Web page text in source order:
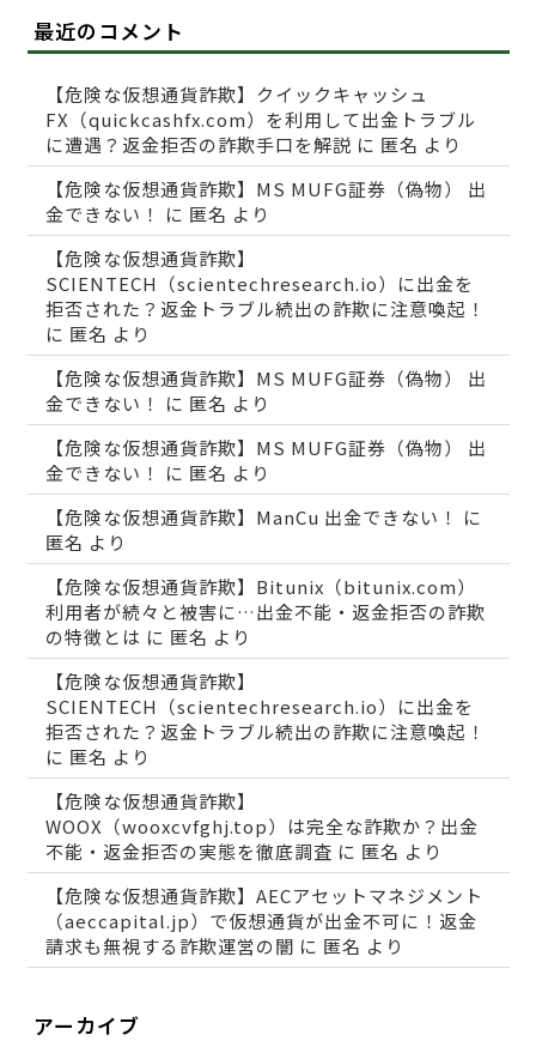
最近のコメント
【危険な仮想通貨詐欺】クイックキャッシュ
FX（quickcashfx.com）を利用して出金トラブル
に遭遇？返金拒否の詐欺手口を解説 に 匿名 より
【危険な仮想通貨詐欺】MS MUFG証券（偽物） 出
金できない！
に 匿名 より
【危険な仮想通貨詐欺】
SCIENTECH（scientechresearch.io）に出金を
拒否された？返金トラブル続出の詐欺に注意喚起！
に 匿名 より
【危険な仮想通貨詐欺】MS MUFG証券（偽物） 出
金できない！
に 匿名 より
【危険な仮想通貨詐欺】MS MUFG証券（偽物） 出
金できない！
に 匿名 より
【危険な仮想通貨詐欺】ManCu 出金できない！
に
匿名 より
【危険な仮想通貨詐欺】Bitunix（bitunix.com）
利用者が続々と被害に…出金不能・返金拒否の詐欺
の特徴とは に 匿名 より
【危険な仮想通貨詐欺】
SCIENTECH（scientechresearch.io）に出金を
拒否された？返金トラブル続出の詐欺に注意喚起！
に 匿名 より
【危険な仮想通貨詐欺】
WOOX（wooxcvfghj.top）は完全な詐欺か？出金
不能・返金拒否の実態を徹底調査 に 匿名 より
【危険な仮想通貨詐欺】AECアセットマネジメント
（aeccapital.jp）で仮想通貨が出金不可に！返金
請求も無視する詐欺運営の闇 に 匿名 より
アーカイブ